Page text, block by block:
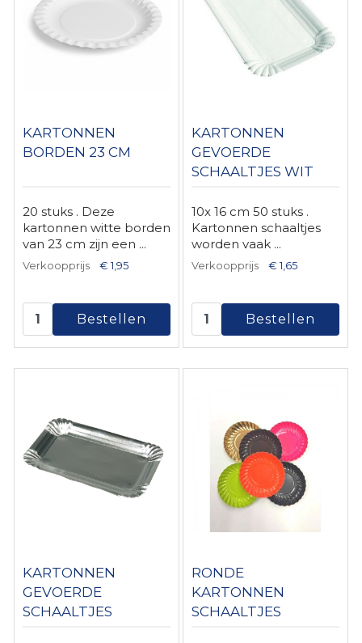
KARTONNEN
BORDEN 23 CM
20 stuks . Deze
kartonnen witte borden
van 23 cm zijn een ...
Verkoopprijs € 1,95
KARTONNEN
GEVOERDE
SCHAALTJES WIT
10x 16 cm 50 stuks .
Kartonnen schaaltjes
worden vaak ...
Verkoopprijs € 1,65
KARTONNEN
GEVOERDE
SCHAALTJES
RONDE
KARTONNEN
SCHAALTJES